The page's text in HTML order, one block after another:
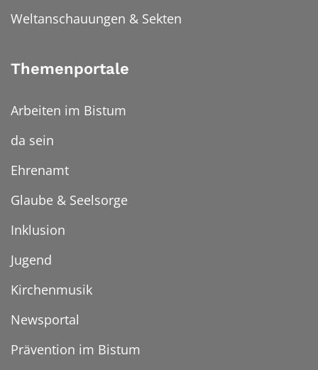
Weltanschauungen & Sekten
Themenportale
Arbeiten im Bistum
da sein
Ehrenamt
Glaube & Seelsorge
Inklusion
Jugend
Kirchenmusik
Newsportal
Prävention im Bistum